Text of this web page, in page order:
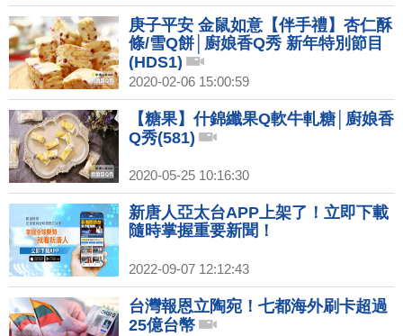
庚子平安 金鼠如意【伴手禮】杏仁酥
條/雪Q餅│廚娘香Q秀 新年特別節目
(HDS1)
2020-02-06 15:00:59
【糖果】什錦纖果Q軟牛軋糖│廚娘香
Q秀(581)
2020-05-25 10:16:30
新唐人亞太台APP上架了！立即下載
隨時掌握重要新聞！
2022-09-07 12:12:43
台灣報恩立陶宛！七都海外刷卡超過
25億台幣